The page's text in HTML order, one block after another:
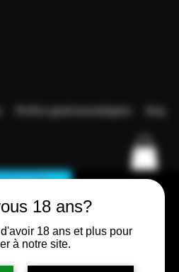
18 ans?
18 ans et plus pour
à notre site.
Perles gastronomiques